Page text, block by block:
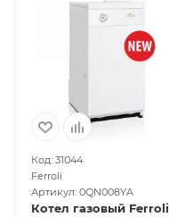
Код: 31044
Ferroli
Артикул: 0QN008YA
Котел газовый Ferroli